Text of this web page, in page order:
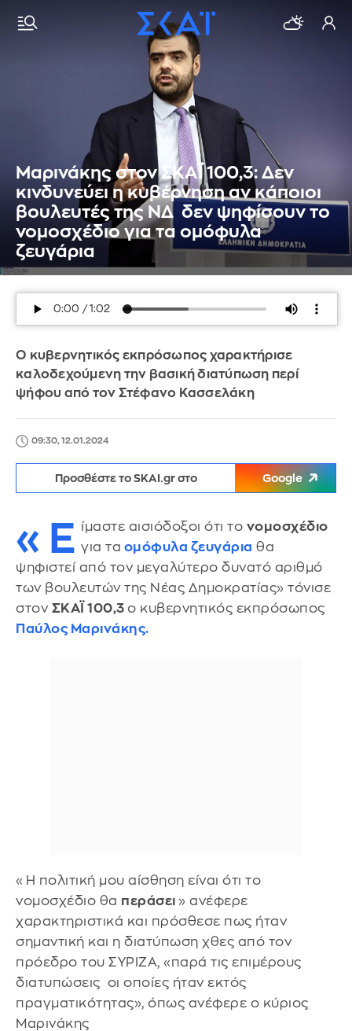
Μαρινάκης στον ΣΚΑΪ 100,3: Δεν
κινδυνεύει η κυβέρνηση αν κάποιοι
βουλευτές της ΝΔ δεν ψηφίσουν το
νομοσχέδιο για τα ομόφυλα
ζευγάρια
Ο κυβερνητικός εκπρόσωπος χαρακτήρισε
καλοδεχούμενη την βασική διατύπωση περί
ψήφου από τον Στέφανο Κασσελάκη
09:30, 12.01.2024
Προσθέστε το SKAI.gr στο Google
«Ε ίμαστε αισιόδοξοι ότι το νομοσχέδιο
για τα ομόφυλα ζευγάρια θα
ψηφιστεί από τον μεγαλύτερο δυνατό αριθμό
των βουλευτών της Νέας Δημοκρατίας» τόνισε
στον ΣΚΑΪ 100,3 ο κυβερνητικός εκπρόσωπος
Παύλος Μαρινάκης.
«Η πολιτική μου αίσθηση είναι ότι το
νομοσχέδιο θα περάσει » ανέφερε
χαρακτηριστικά και πρόσθεσε πως ήταν
σημαντική και η διατύπωση χθες από τον
πρόεδρο του ΣΥΡΙΖΑ, «παρά τις επιμέρους
διατυπώσεις οι οποίες ήταν εκτός
πραγματικότητας», όπως ανέφερε ο κύριος
Μαρινάκης